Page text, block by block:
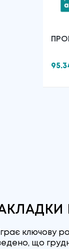
ключову
що